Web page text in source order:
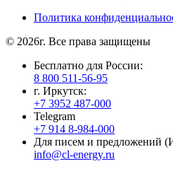
Политика
© 2026г. Все права защищены
Бесплатно для России:
8 800 511-56-95
г. Иркутск:
+7 3952 487-000
Telegram
+7 914 8-984-000
Для писем и предложений
info@cl-energy.ru